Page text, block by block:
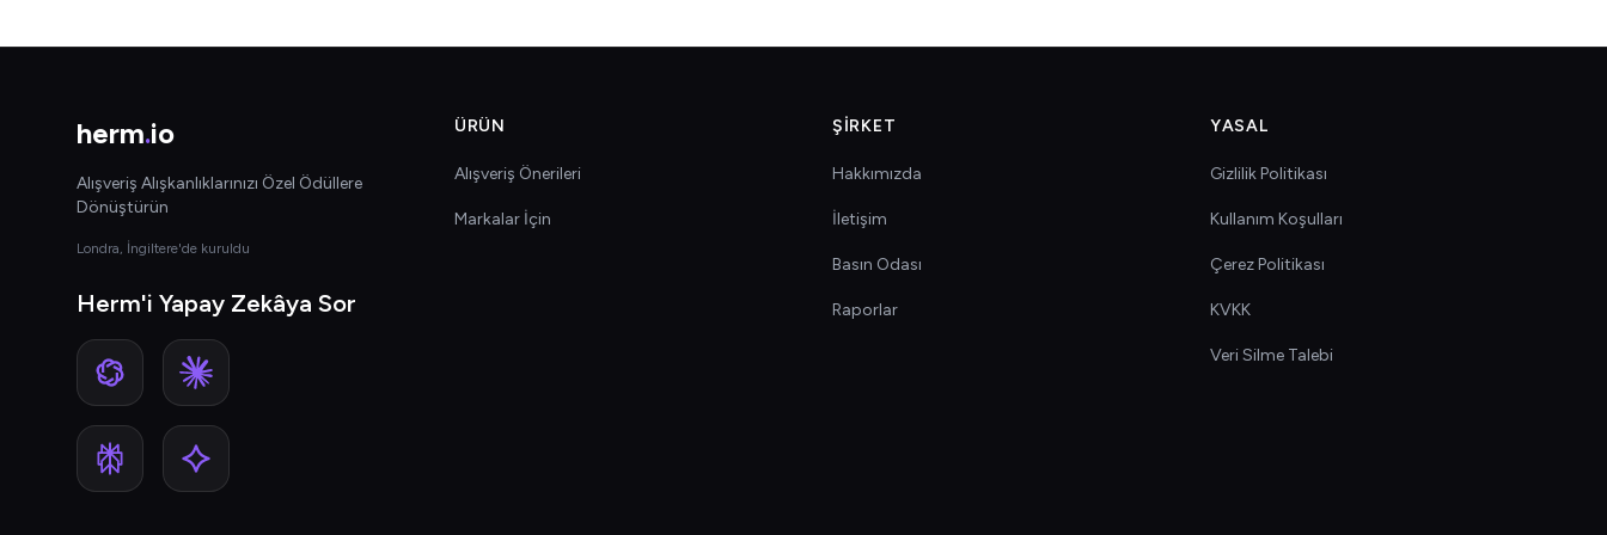
herm.io
Alışveriş Alışkanlıklarınızı Özel Ödüllere
Dönüştürün
Londra, İngiltere'de kuruldu
Herm'i Yapay Zekâya Sor
ÜRÜN
Alışveriş Önerileri
Markalar İçin
ŞIRKET
Hakkımızda
İletişim
Basın Odası
Raporlar
YASAL
Gizlilik Politikası
Kullanım Koşulları
Çerez Politikası
KVKK
Veri Silme Talebi